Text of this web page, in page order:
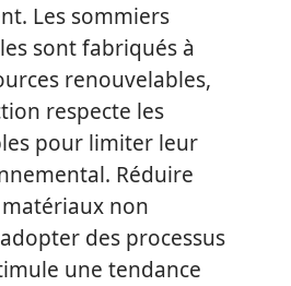
Les sommiers
sont fabriqués à
renouvelables,
respecte les
pour limiter leur
Réduire
non
des processus
une tendance